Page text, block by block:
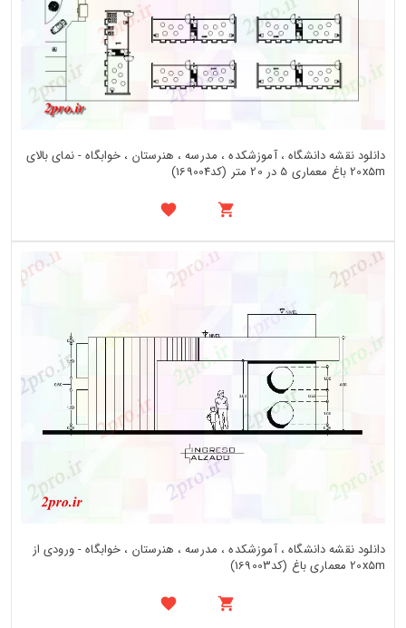
دانلود نقشه دانشگاه ، آموزشکده ، مدرسه ، هنرستان ، خوابگاه - نمای بالای
20x5m باغ معماری 5 در 20 متر (کد169004)
دانلود نقشه دانشگاه ، آموزشکده ، مدرسه ، هنرستان ، خوابگاه - ورودی از
20x5m معماری باغ (کد169003)